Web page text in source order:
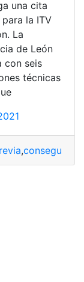
citas,
una cita
la ITV
La
de León
con seis
técnicas
,conseguir